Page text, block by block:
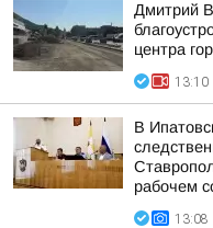
Дмитрий
центра
13:10
В
рабочем
13:08